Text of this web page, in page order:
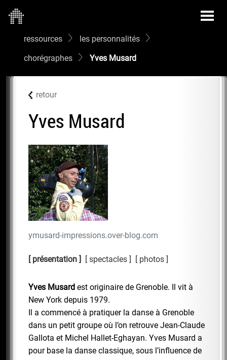
ressources
les personnalités
chorégraphes
Yves Musard
retour
Yves Musard
ymusard-impressions.over-blog.com
présentation spectacles photos
Yves Musard est originaire de Grenoble. Il vit à
New York depuis 1979.
Il a commencé à pratiquer la danse à Grenoble
dans un petit groupe où l’on retrouve Jean-Claude
Gallota et Michel Hallet-Eghayan. Yves Musard a
pour base la danse classique, sous l’influence de